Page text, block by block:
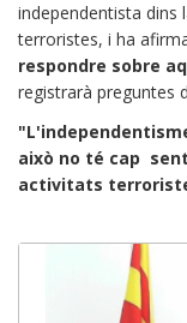
independentista dins
terroristes, i ha
respondre sobre
registrarà preguntes
això no té cap
activitats